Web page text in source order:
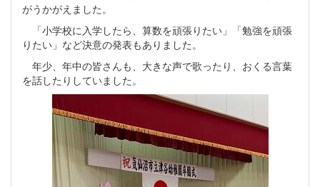
がうかがえました。
「小学校に入学したら、算数を頑張りたい」「勉強を頑張
りたい」など決意の発表もありました。
年少、年中の皆さんも、大きな声で歌ったり、おくる言葉
を話したりしていました。